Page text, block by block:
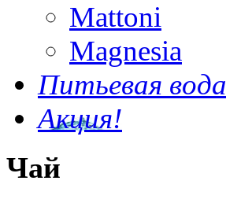
Mattoni
Magnesia
Питьевая вода
Акция!
Чай